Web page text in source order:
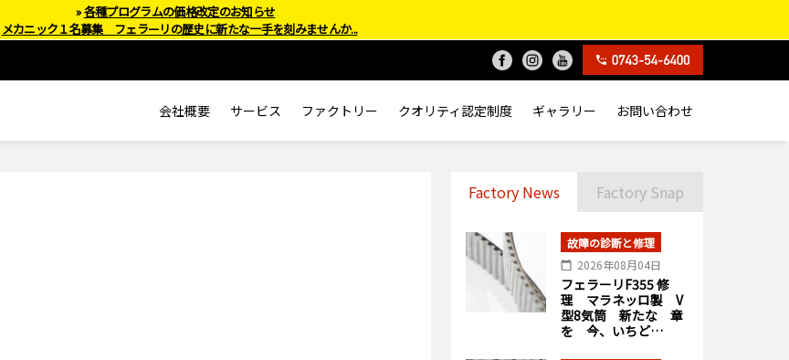
会社概要 サービス ファクトリー クオリティ認定制度 ギャラリー お問い合わせ
Factory News Factory Snap
故障の診断と修理
2026年08月04日
フェラーリF355 修
理 マラネッロ製 V
型8気筒 新たな 章
を 今、いちど…
»各種プログラムの価格改定のお知らせ
メカニック１名募集 フェラーリの歴史に新たな一手を刻みませんか...